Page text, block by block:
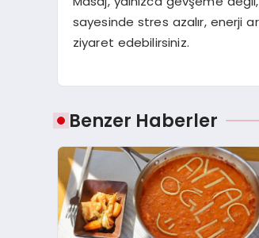
sayesinde stres azalır, enerji
ziyaret edebilirsiniz.
Benzer Haberler